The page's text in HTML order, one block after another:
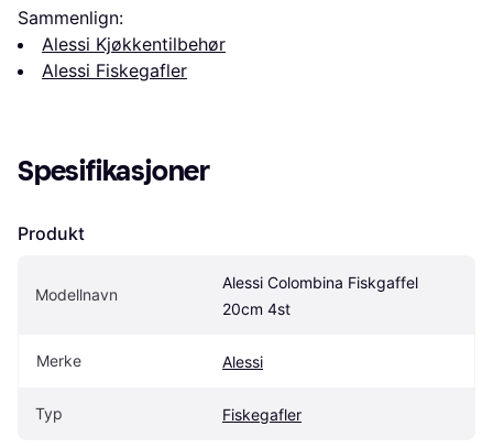
Sammenlign:
Alessi Kjøkkentilbehør
Alessi Fiskegafler
Spesifikasjoner
Produkt
Modellnavn
Alessi Colombina Fiskgaffel
20cm 4st
Merke Alessi
Typ Fiskegafler